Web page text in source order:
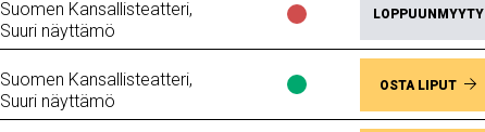
vapaana
Suomen Kansallisteatteri,
Suuri näyttämö
Lippujen
saatavuus
Loppuunmyyty
LOPPUUNMYYTY
Suomen Kansallisteatteri,
Suuri näyttämö
Lippujen
saatavuus
OSTA LIPUT